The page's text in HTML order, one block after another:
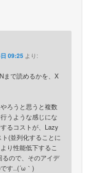
09:25 より:
まで読めるかを、X
ろうと思うと複数
うような感じにな
るコストが、Lazy
(並列化することに
り性能低下するこ
るので、そのアイデ
す..(´ω｀)